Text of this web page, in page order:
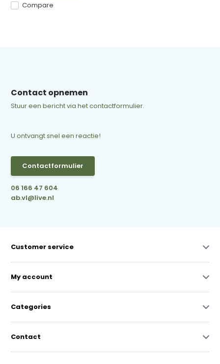
Compare
Contact opnemen
Stuur een bericht via het contactformulier.
U ontvangt snel een reactie!
Contactformulier
06 166 47 604
ab.vl@live.nl
Customer service
My account
Categories
Contact